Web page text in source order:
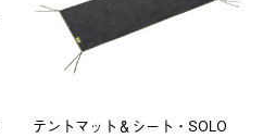
テントマット＆シート・SOLO